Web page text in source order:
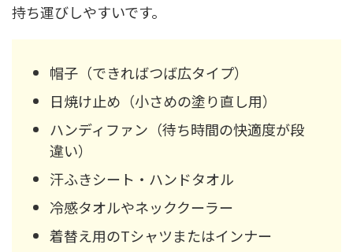
持ち運びしやすいです。
帽子（できればつば広タイプ）
日焼け止め（小さめの塗り直し用）
ハンディファン（待ち時間の快適度が段
違い）
汗ふきシート・ハンドタオル
冷感タオルやネッククーラー
着替え用のTシャツまたはインナー